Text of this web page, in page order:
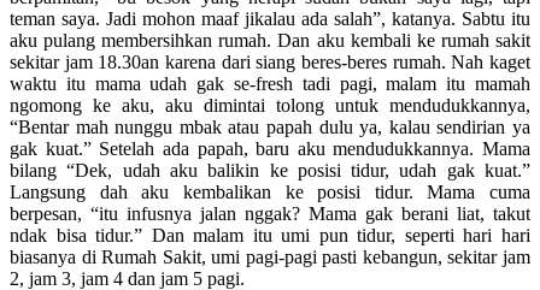
teman saya. Jadi mohon maaf jikalau ada salah”, katanya. Sabtu itu
aku pulang membersihkan rumah. Dan aku kembali ke rumah sakit
sekitar jam 18.30an karena dari siang beres-beres rumah. Nah kaget
waktu itu mama udah gak se-fresh tadi pagi, malam itu mamah
ngomong ke aku, aku dimintai tolong untuk mendudukkannya,
“Bentar mah nunggu mbak atau papah dulu ya, kalau sendirian ya
gak kuat.” Setelah ada papah, baru aku mendudukkannya. Mama
bilang “Dek, udah aku balikin ke posisi tidur, udah gak kuat.”
Langsung dah aku kembalikan ke posisi tidur. Mama cuma
berpesan, “itu infusnya jalan nggak? Mama gak berani liat, takut
ndak bisa tidur.” Dan malam itu umi pun tidur, seperti hari hari
biasanya di Rumah Sakit, umi pagi-pagi pasti kebangun, sekitar jam
2, jam 3, jam 4 dan jam 5 pagi.